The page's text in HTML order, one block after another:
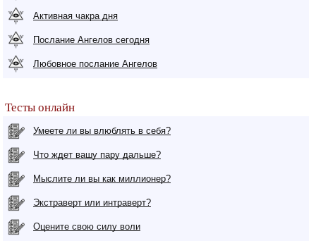
Активная чакра дня
Послание Ангелов сегодня
Любовное послание Ангелов
Тесты онлайн
Умеете ли вы влюблять в себя?
Что ждет вашу пару дальше?
Мыслите ли вы как миллионер?
Экстраверт или интраверт?
Оцените свою силу воли